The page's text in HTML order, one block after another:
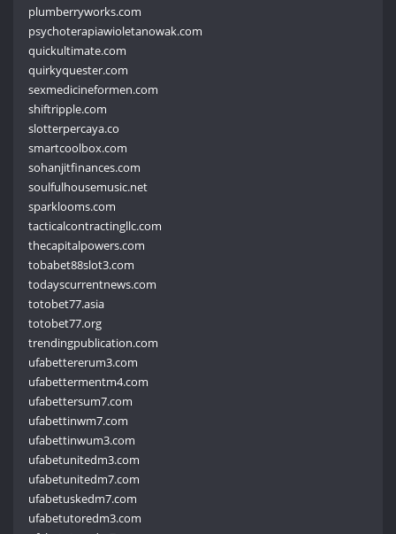
plumberryworks.com
psychoterapiawioletanowak.com
quickultimate.com
quirkyquester.com
sexmedicineformen.com
shiftripple.com
slotterpercaya.co
smartcoolbox.com
sohanjitfinances.com
soulfulhousemusic.net
sparklooms.com
tacticalcontractingllc.com
thecapitalpowers.com
tobabet88slot3.com
todayscurrentnews.com
totobet77.asia
totobet77.org
trendingpublication.com
ufabettererum3.com
ufabettermentm4.com
ufabettersum7.com
ufabettinwm7.com
ufabettinwum3.com
ufabetunitedm3.com
ufabetunitedm7.com
ufabetuskedm7.com
ufabetutoredm3.com